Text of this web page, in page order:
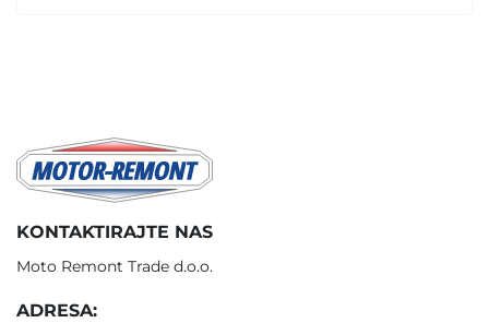
KONTAKTIRAJTE NAS
Moto Remont Trade d.o.o.
ADRESA: